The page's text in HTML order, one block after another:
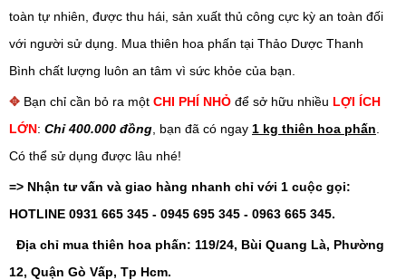
toàn tự nhiên, được thu hái, sản xuất thủ công cực kỳ an toàn đối
với người sử dụng. Mua thiên hoa phấn tại Thảo Dược Thanh
Bình chất lượng luôn an tâm vì sức khỏe của bạn.
✥ Bạn chỉ cần bỏ ra một CHI PHÍ NHỎ để sở hữu nhiều LỢI ÍCH
LỚN: Chỉ 400.000 đồng , bạn đã có ngay 1 kg thiên hoa phấn
Có thể sử dụng được lâu nhé!
=> Nhận tư vấn và giao hàng nhanh chỉ với 1 cuộc gọi:
HOTLINE 0931 665 345 - 0945 695 345 - 0963 665 345.
Địa chỉ mua thiên hoa phấn: 119/24, Bùi Quang Là, Phường
12, Quận Gò Vấp, Tp Hcm.